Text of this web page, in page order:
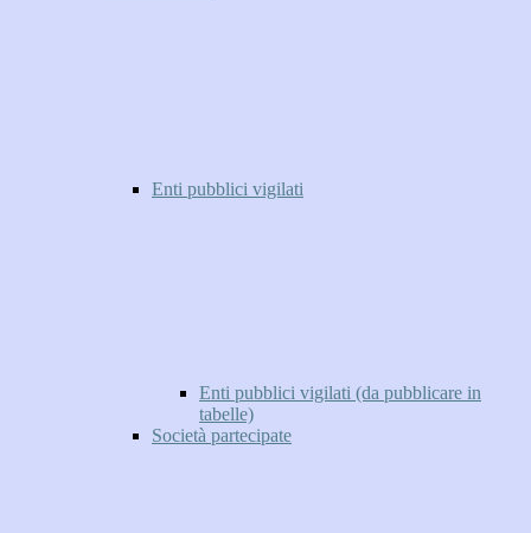
Enti pubblici vigilati
Enti pubblici vigilati (da pubblicare in
tabelle)
Società partecipate